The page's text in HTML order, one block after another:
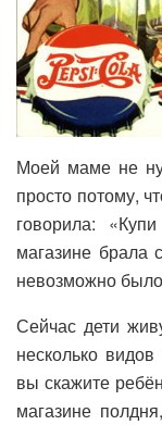
Моей маме не
просто потому,
говорила:
магазине брала
невозможно
Сейчас дети
несколько
вы скажите
магазине